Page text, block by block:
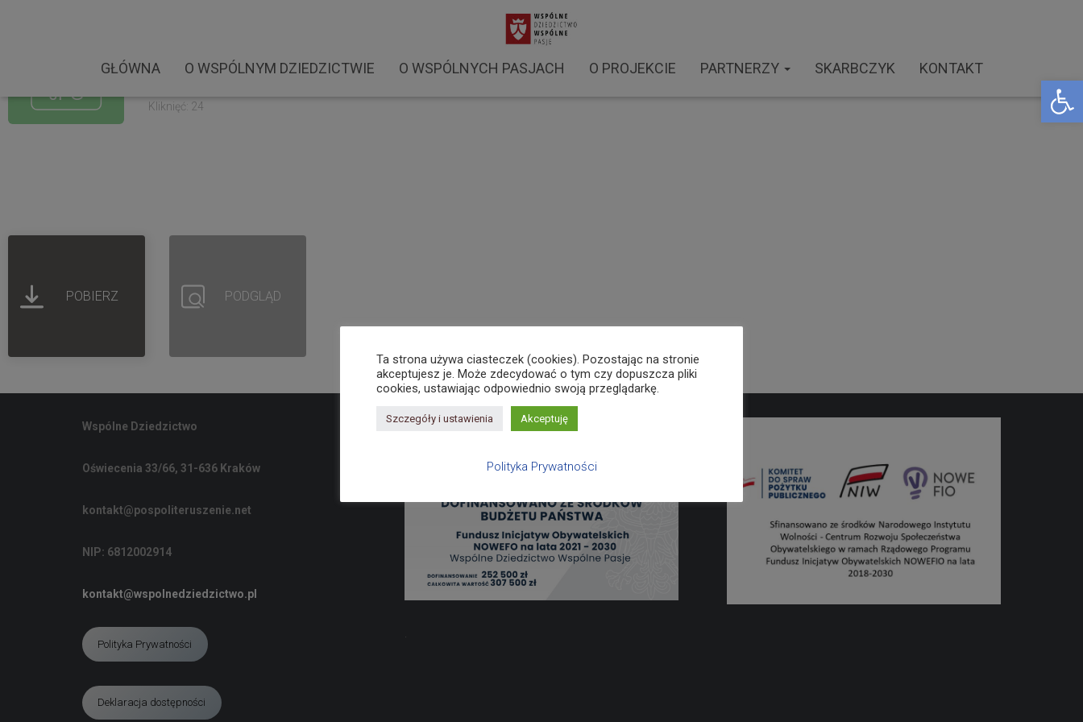
Open toolbar
GŁÓWNA O WSPÓLNYM DZIEDZICTWIE O WSPÓLNYCH PASJACH O PROJEKCIE PARTNERZY SKARBCZYK KONTAKT
Busko Zdrój Tukidydes warsztaty 2021 (22)
Created: 02-09-2022
Kliknięć: 24
POBIERZ PODGLĄD
Wspólne Dziedzictwo
Oświecenia 33/66, 31-636 Kraków
kontakt@pospoliteruszenie.net
NIP: 6812002914
kontakt@wspolnedziedzictwo.pl
Polityka Prywatności
Deklaracja dostępności
Ta strona używa ciasteczek (cookies). Pozostając na stronie
akceptujesz je. Może zdecydować o tym czy dopuszcza pliki
cookies, ustawiając odpowiednio swoją przeglądarkę.
Szczegóły i ustawienia Akceptuję
Polityka Prywatności